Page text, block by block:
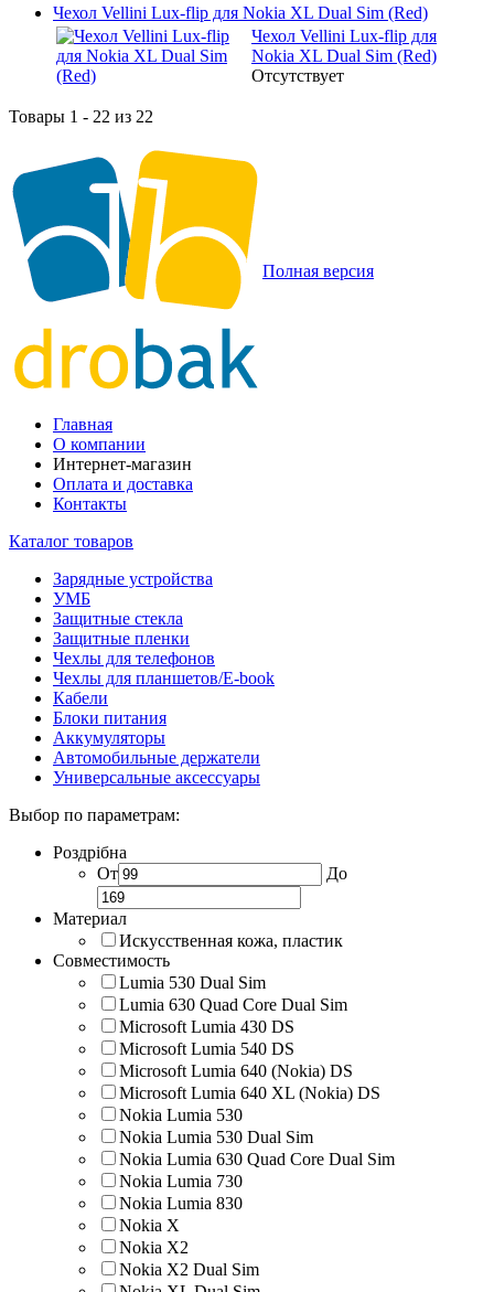
Чехол Vellini Lux-flip для Nokia XL Dual Sim (Red)
Чехол Vellini Lux-flip для
Nokia XL Dual Sim (Red)
Отсутствует
Товары 1 - 22 из 22
Полная версия
Главная
О компании
Интернет-магазин
Оплата и доставка
Контакты
Каталог товаров
Зарядные устройства
УМБ
Защитные стекла
Защитные пленки
Чехлы для телефонов
Чехлы для планшетов/E-book
Кабели
Блоки питания
Аккумуляторы
Автомобильные держатели
Универсальные аксессуары
Выбор по параметрам:
Роздрібна
От
До
Материал
Искусственная кожа, пластик
Совместимость
Lumia 530 Dual Sim
Lumia 630 Quad Core Dual Sim
Microsoft Lumia 430 DS
Microsoft Lumia 540 DS
Microsoft Lumia 640 (Nokia) DS
Microsoft Lumia 640 XL (Nokia) DS
Nokia Lumia 530
Nokia Lumia 530 Dual Sim
Nokia Lumia 630 Quad Core Dual Sim
Nokia Lumia 730
Nokia Lumia 830
Nokia X
Nokia X2
Nokia X2 Dual Sim